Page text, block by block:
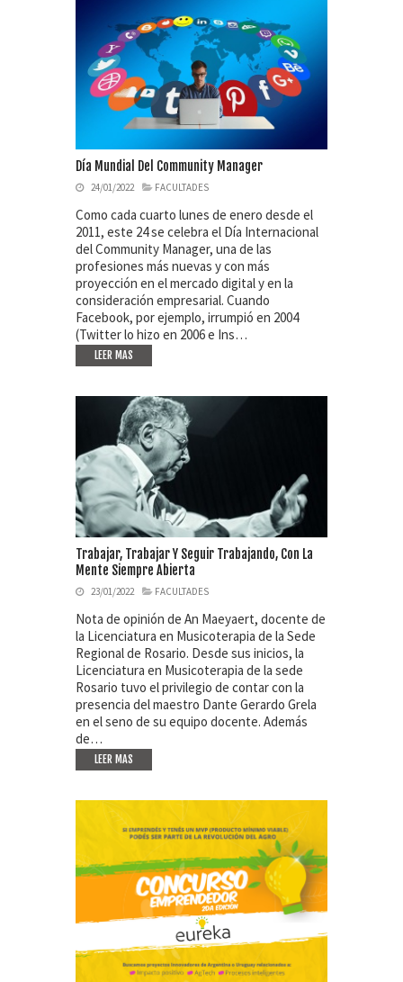
Día Mundial Del Community Manager
24/01/2022 FACULTADES
Como cada cuarto lunes de enero desde el
2011, este 24 se celebra el Día Internacional
del Community Manager, una de las
profesiones más nuevas y con más
proyección en el mercado digital y en la
consideración empresarial. Cuando
Facebook, por ejemplo, irrumpió en 2004
(Twitter lo hizo en 2006 e Ins…
LEER MAS
Trabajar, Trabajar Y Seguir Trabajando, Con La
Mente Siempre Abierta
23/01/2022 FACULTADES
Nota de opinión de An Maeyaert, docente de
la Licenciatura en Musicoterapia de la Sede
Regional de Rosario. Desde sus inicios, la
Licenciatura en Musicoterapia de la sede
Rosario tuvo el privilegio de contar con la
presencia del maestro Dante Gerardo Grela
en el seno de su equipo docente. Además
de…
LEER MAS